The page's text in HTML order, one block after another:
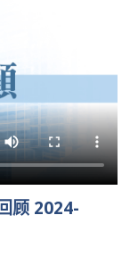
顾 2024-